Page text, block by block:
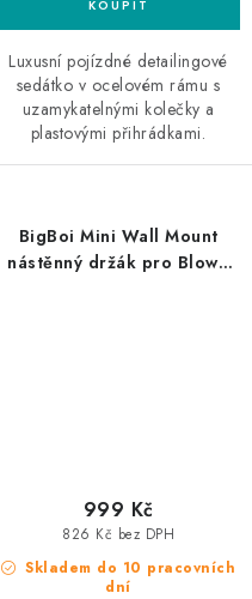
Luxusní pojízdné detailingové
sedátko v ocelovém rámu s
uzamykatelnými kolečky a
plastovými přihrádkami.
BigBoi Mini Wall Mount
nástěnný držák pro BlowR
Skladem do 10 pracovních
dní
826 Kč bez DPH
999 Kč